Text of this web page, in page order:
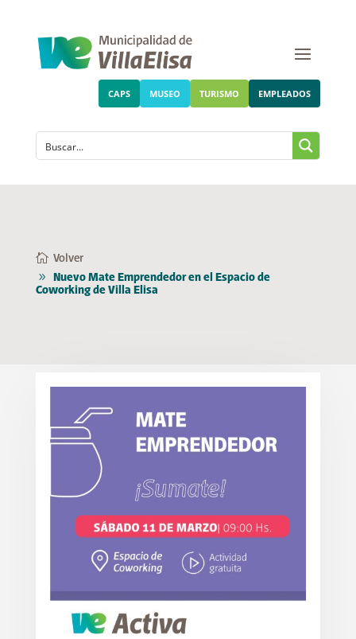
CAPS MUSEO TURISMO EMPLEADOS
Volver
Nuevo Mate Emprendedor en el Espacio de
Coworking de Villa Elisa